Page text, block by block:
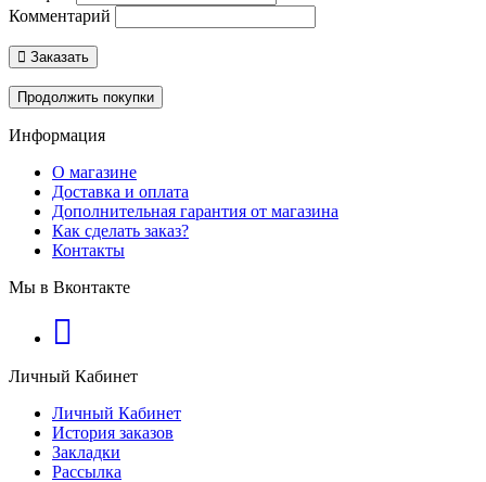
Комментарий
Заказать
Продолжить покупки
Информация
О магазине
Доставка и оплата
Дополнительная гарантия от магазина
Как сделать заказ?
Контакты
Мы в Вконтакте
Личный Кабинет
Личный Кабинет
История заказов
Закладки
Рассылка